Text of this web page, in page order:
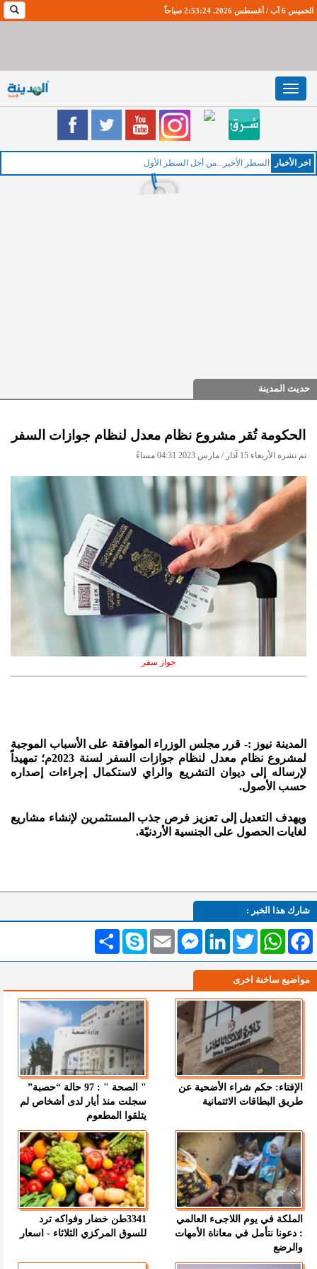
الخميس 6 آب / أغسطس 2026. 2:53:25 صباحاً
Toggle
navigation
اخر اﻷخبار ال
حديث المدينة
الحكومة تُقر مشروع نظام معدل لنظام جوازات السفر
تم نشره الأربعاء 15 آذار / مارس 2023 04:31 مساءً
جواز سفر
المدينة نيوز :- قرر مجلس الوزراء الموافقة على الأسباب الموجبة
لمشروع نظام معدل لنظام جوازات السفر لسنة 2023م؛ تمهيداً
لإرساله إلى ديوان التشريع والراي لاستكمال إجراءات إصداره
حسب الأصول.
ويهدف التعديل إلى تعزيز فرص جذب المستثمرين لإنشاء مشاريع
لغايات الحصول على الجنسية الأردنيّة.
شارك هذا الخبر :
انشر Skype Email
MessengerLinkedInTwitterWhatsAppFacebook
مواضيع ساخنة اخرى
الإفتاء: حكم شراء الأضحية عن
طريق البطاقات الائتمانية
" الصحة " : 97 حالة “حصبة”
سجلت منذ أيار لدى أشخاص لم
يتلقوا المطعوم
الملكة في يوم اللاجىء العالمي
: دعونا نتأمل في معاناة الأمهات
والرضع
3341طن خضار وفواكه ترد
للسوق المركزي الثلاثاء - اسعار